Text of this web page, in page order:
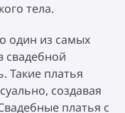
тела.
один из самых
свадебной
Такие платья
создавая
платья с